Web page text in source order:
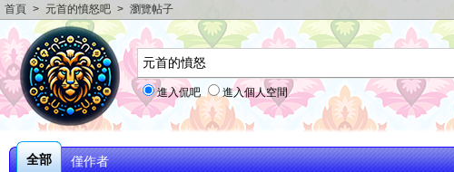
首頁 > 元首的憤怒吧 > 瀏覽帖子
進入侃吧 進入個人空間
全部 僅作者